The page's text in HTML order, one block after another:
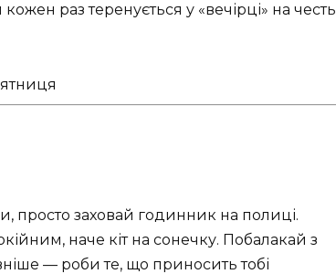
раз теренується у «вечірці» на честь
просто заховай годинник на полиці.
наче кіт на сонечку. Побалакай з
— роби те, що приносить тобі